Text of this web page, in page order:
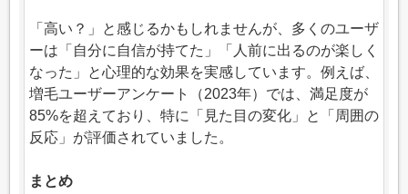
「高い？」と感じるかもしれませんが、多くのユーザ
ーは「自分に自信が持てた」「人前に出るのが楽しく
なった」と心理的な効果を実感しています。例えば、
増毛ユーザーアンケート（2023年）では、満足度が
85%を超えており、特に「見た目の変化」と「周囲の
反応」が評価されていました。
まとめ